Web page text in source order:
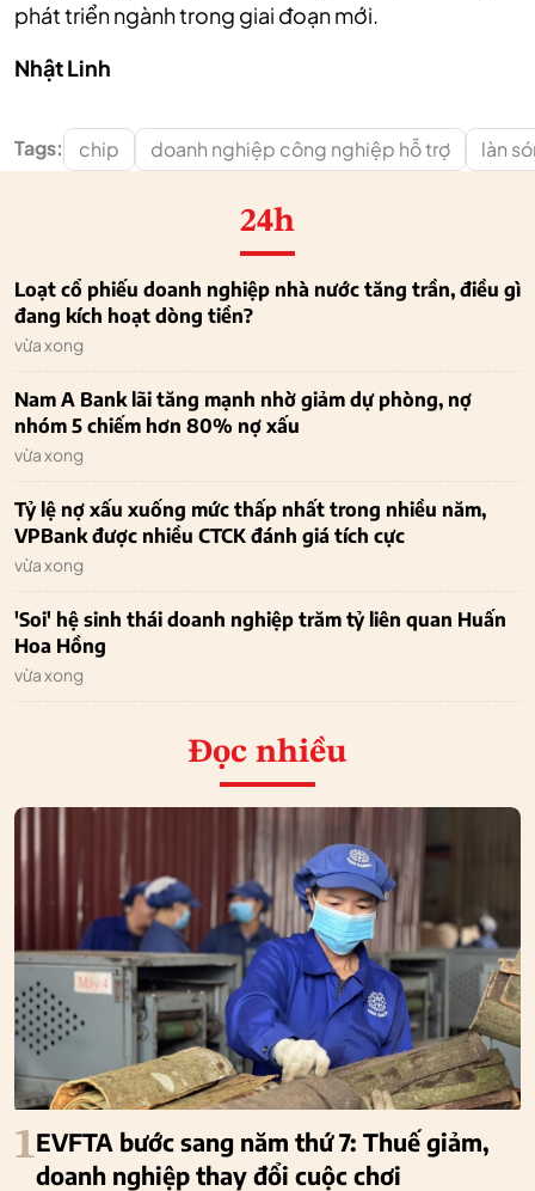
phát triển ngành trong giai đoạn mới.
Nhật Linh
Tags: chip doanh nghiệp công nghiệp hỗ trợ làn
24h
Loạt cổ phiếu doanh nghiệp nhà nước tăng trần, điều gì
đang kích hoạt dòng tiền?
vừa xong
Nam A Bank lãi tăng mạnh nhờ giảm dự phòng, nợ
nhóm 5 chiếm hơn 80% nợ xấu
vừa xong
Tỷ lệ nợ xấu xuống mức thấp nhất trong nhiều năm,
VPBank được nhiều CTCK đánh giá tích cực
vừa xong
'Soi' hệ sinh thái doanh nghiệp trăm tỷ liên quan Huấn
Hoa Hồng
vừa xong
Đọc nhiều
1EVFTA bước sang năm thứ 7: Thuế giảm,
doanh nghiệp thay đổi cuộc chơi